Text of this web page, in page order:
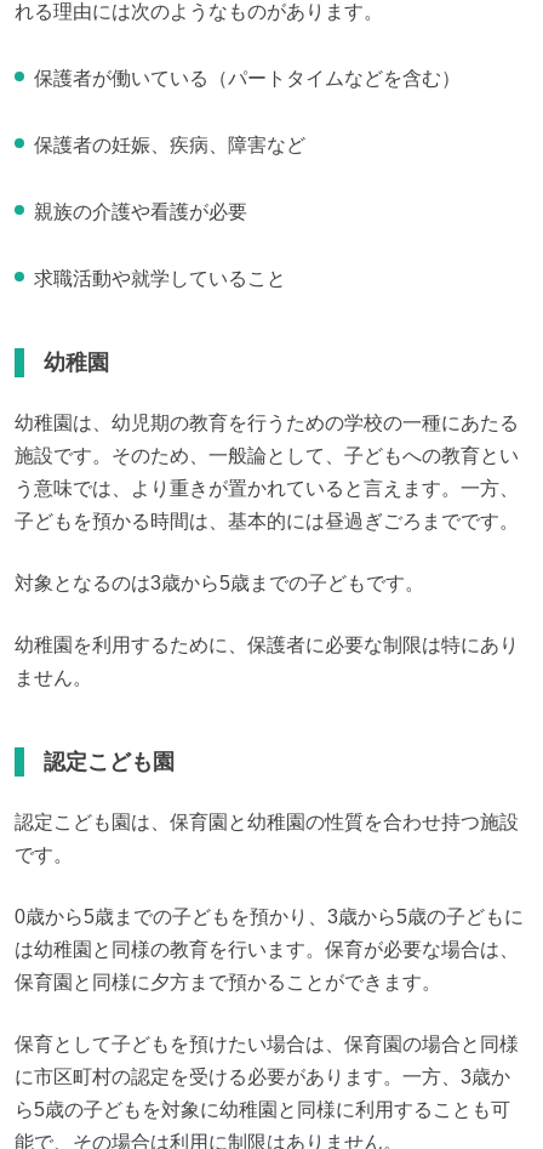
れる理由には次のようなものがあります。
保護者が働いている（パートタイムなどを含む）
保護者の妊娠、疾病、障害など
親族の介護や看護が必要
求職活動や就学していること
幼稚園
幼稚園は、幼児期の教育を行うための学校の一種にあたる
施設です。そのため、一般論として、子どもへの教育とい
う意味では、より重きが置かれていると言えます。一方、
子どもを預かる時間は、基本的には昼過ぎごろまでです。
対象となるのは3歳から5歳までの子どもです。
幼稚園を利用するために、保護者に必要な制限は特にあり
ません。
認定こども園
認定こども園は、保育園と幼稚園の性質を合わせ持つ施設
です。
0歳から5歳までの子どもを預かり、3歳から5歳の子どもに
は幼稚園と同様の教育を行います。保育が必要な場合は、
保育園と同様に夕方まで預かることができます。
保育として子どもを預けたい場合は、保育園の場合と同様
に市区町村の認定を受ける必要があります。一方、3歳か
ら5歳の子どもを対象に幼稚園と同様に利用することも可
能で、その場合は利用に制限はありません。